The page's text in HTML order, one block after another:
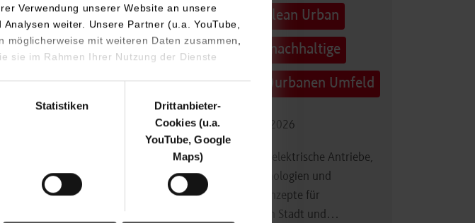
Verwendung unserer Website an unsere
weiter. Unsere Partner (u.a. YouTube,
mit weiteren Daten zusammen,
sie im Rahmen Ihrer Nutzung der Dienste
Statistiken
Drittanbieter-
Cookies (u.a.
YouTube, Google
Maps)
für Technologietag: Clean Urban
Transportation – nachhaltige
Mobilität im (sub)urbanen Umfeld
16.09.2026 - 17.09.2026
Im Mittelpunkt stehen elektrische Antriebe,
moderne Batterietechnologien und
innovative Fahrzeugkonzepte für
nachhaltige Mobilität in Stadt und…